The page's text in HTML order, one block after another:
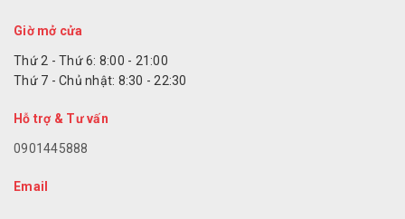
Giờ mở cửa
Thứ 2 - Thứ 6: 8:00 - 21:00
Thứ 7 - Chủ nhật: 8:30 - 22:30
Hỗ trợ & Tư vấn
0901445888
Email